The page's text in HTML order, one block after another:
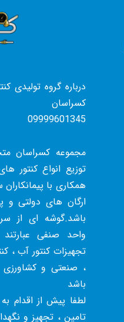
درباره گروه تولیدی
کسراسان
09999601345
مجموعه کسراسان
توزیع انواع کنتور
همکاری با
ارگان های دولتی و
باشد.گوشه ای از
واحد صنفی
تجهیزات کنتور آب ،
، صنعتی و کشاورزی
باشد
لطفا پیش از اقدام به
تامین ، تجهیز و